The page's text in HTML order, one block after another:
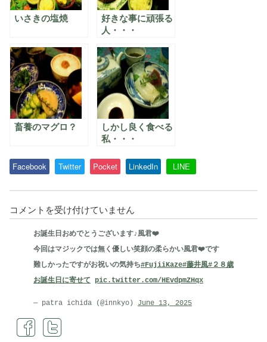
いさきの塩焼
好きな事に頑張る
人・・・
畜養のマグロ？
しかし良く食べる
私・・・
Facebook Twitter Pocket LinkedIn LINE
オ
な
る
コメントを受け付けていません
お誕生日おめでとうございます♪風君❤️
今回はマジックでは無く優しい笑顔の柔らかい風君❤️です
難しかったですがお祝いの気持ち#FujiiKaze#藤井風#２８歳
お誕生日に寄せて pic.twitter.com/HEvdpmZHqx
— patra ichida (@innkyo) June 13, 2025